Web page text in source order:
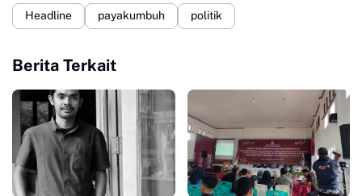
Headline payakumbuh politik
Berita Terkait